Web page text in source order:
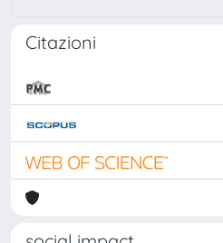
Citazioni